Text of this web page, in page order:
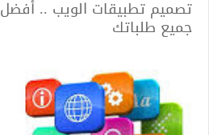
جميع طلباتك